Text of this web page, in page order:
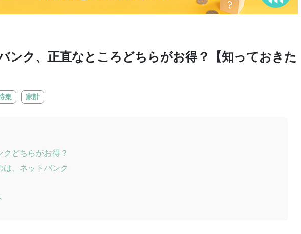
ンク、正直なところどちらがお得？【知っておきた
集 家計
どちらがお得？
、ネットバンク